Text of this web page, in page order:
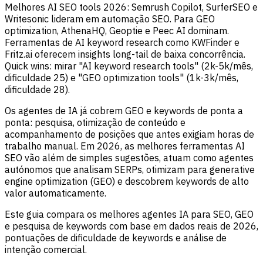
Melhores AI SEO tools 2026: Semrush Copilot, SurferSEO e
Writesonic lideram em automação SEO. Para GEO
optimization, AthenaHQ, Geoptie e Peec AI dominam.
Ferramentas de AI keyword research como KWFinder e
Fritz.ai oferecem insights long-tail de baixa concorrência.
Quick wins: mirar "AI keyword research tools" (2k-5k/mês,
dificuldade 25) e "GEO optimization tools" (1k-3k/mês,
dificuldade 28).
Os agentes de IA já cobrem GEO e keywords de ponta a
ponta: pesquisa, otimização de conteúdo e
acompanhamento de posições que antes exigiam horas de
trabalho manual. Em 2026, as melhores ferramentas AI
SEO vão além de simples sugestões, atuam como agentes
autónomos que analisam SERPs, otimizam para generative
engine optimization (GEO) e descobrem keywords de alto
valor automaticamente.
Este guia compara os melhores agentes IA para SEO, GEO
e pesquisa de keywords com base em dados reais de 2026,
pontuações de dificuldade de keywords e análise de
intenção comercial.